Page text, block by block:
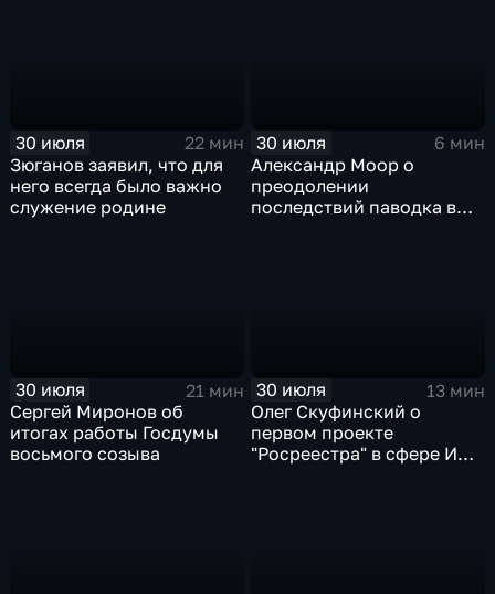
30 июля
22 мин
Зюганов заявил, что для
него всегда было важно
служение родине
30 июля
6 мин
Александр Моор о
преодолении
последствий паводка в
30 июля
21 мин
Сергей Миронов об
итогах работы Госдумы
восьмого созыва
30 июля
13 мин
Олег Скуфинский о
первом проекте
"Росреестра" в сфере ИИ